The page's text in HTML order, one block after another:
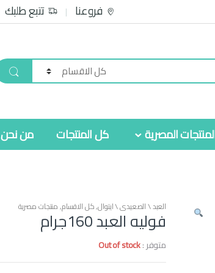
فروعنا تتبع طلبك
المصرية كل المنتجات من نحن
العبد \ الصعيدي \ ايتوال,كل الاقسام,منتجات مصرية
فوليه العبد 160جرام
متوفر :Out of stock